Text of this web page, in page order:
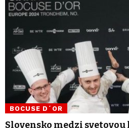
BOCUSE D´OR
Slovensko medzi